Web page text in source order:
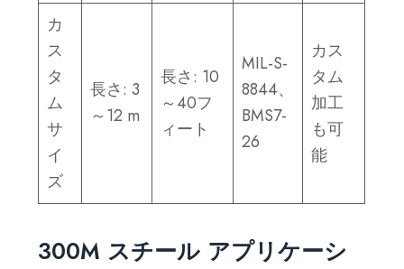
カ
ス
タ
ム
サ
イ
ズ
長さ: 3
～12 m
長さ: 10
～40フ
ィート
MIL-S-
8844、
BMS7-
26
カス
タム
加工
も可
能
300M スチール アプリケーシ